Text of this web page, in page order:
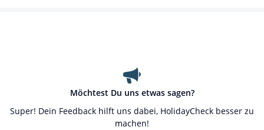
Möchtest Du uns etwas sagen?
Super! Dein Feedback hilft uns dabei, HolidayCheck besser zu
machen!